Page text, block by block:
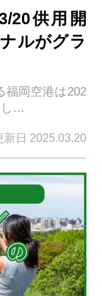
20供用開
ルがグラ
福岡空港は202
し…
新日 2025.03.20